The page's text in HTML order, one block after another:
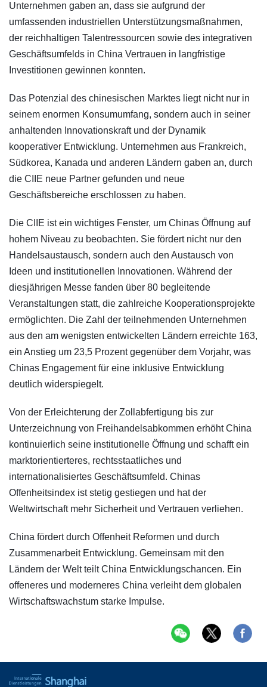
Unternehmen gaben an, dass sie aufgrund der
umfassenden industriellen Unterstützungsmaßnahmen,
der reichhaltigen Talentressourcen sowie des integrativen
Geschäftsumfelds in China Vertrauen in langfristige
Investitionen gewinnen konnten.
Das Potenzial des chinesischen Marktes liegt nicht nur in
seinem enormen Konsumumfang, sondern auch in seiner
anhaltenden Innovationskraft und der Dynamik
kooperativer Entwicklung. Unternehmen aus Frankreich,
Südkorea, Kanada und anderen Ländern gaben an, durch
die CIIE neue Partner gefunden und neue
Geschäftsbereiche erschlossen zu haben.
Die CIIE ist ein wichtiges Fenster, um Chinas Öffnung auf
hohem Niveau zu beobachten. Sie fördert nicht nur den
Handelsaustausch, sondern auch den Austausch von
Ideen und institutionellen Innovationen. Während der
diesjährigen Messe fanden über 80 begleitende
Veranstaltungen statt, die zahlreiche Kooperationsprojekte
ermöglichten. Die Zahl der teilnehmenden Unternehmen
aus den am wenigsten entwickelten Ländern erreichte 163,
ein Anstieg um 23,5 Prozent gegenüber dem Vorjahr, was
Chinas Engagement für eine inklusive Entwicklung
deutlich widerspiegelt.
Von der Erleichterung der Zollabfertigung bis zur
Unterzeichnung von Freihandelsabkommen erhöht China
kontinuierlich seine institutionelle Öffnung und schafft ein
marktorientierteres, rechtsstaatliches und
internationalisiertes Geschäftsumfeld. Chinas
Offenheitsindex ist stetig gestiegen und hat der
Weltwirtschaft mehr Sicherheit und Vertrauen verliehen.
China fördert durch Offenheit Reformen und durch
Zusammenarbeit Entwicklung. Gemeinsam mit den
Ländern der Welt teilt China Entwicklungschancen. Ein
offeneres und moderneres China verleiht dem globalen
Wirtschaftswachstum starke Impulse.